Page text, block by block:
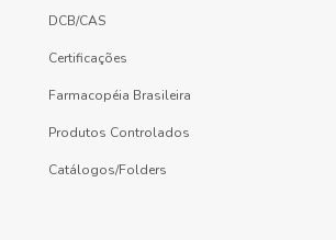
DCB/CAS
Certificações
Farmacopéia Brasileira
Produtos Controlados
Catálogos/Folders